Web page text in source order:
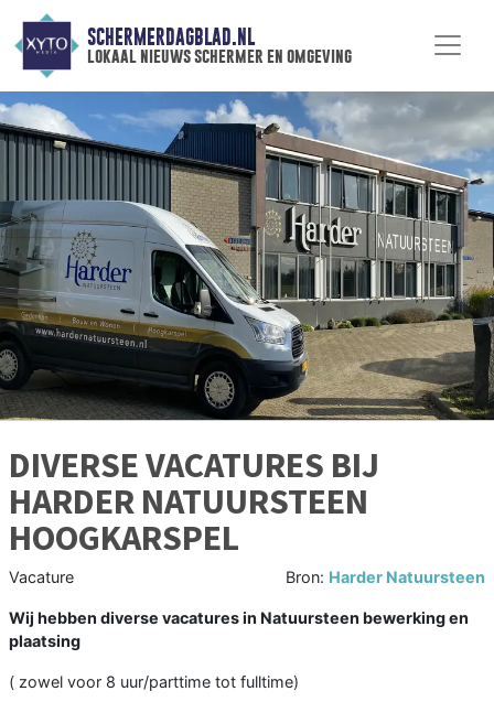
SCHERMERDAGBLAD.NL
lokaal nieuws schermer en omgeving
DIVERSE VACATURES BIJ
HARDER NATUURSTEEN
HOOGKARSPEL
Vacature Bron: Harder Natuursteen
Wij hebben diverse vacatures in Natuursteen bewerking en
plaatsing
( zowel voor 8 uur/parttime tot fulltime)